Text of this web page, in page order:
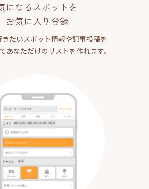
になるスポットを
お気に入り登録
きたいスポット情報や記事投稿を
あなただけのリストを作れます。